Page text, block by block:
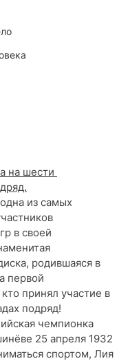
на шести
из самых
в своей
родившаяся в
первой
принял участие в
подряд!
чемпионка
25 апреля 1932
спортом, Лия